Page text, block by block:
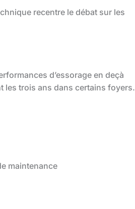
recentre le débat sur les
d’essorage en deçà
les trois ans dans certains foyers.
maintenance